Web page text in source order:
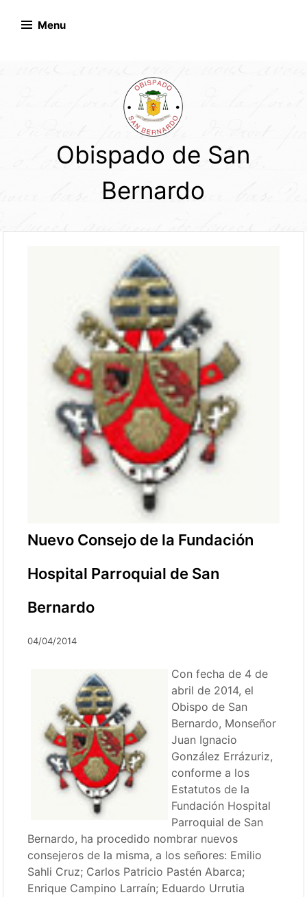
Menu
Obispado de San
Bernardo
Nuevo Consejo de la Fundación
Hospital Parroquial de San
Bernardo
04/04/2014
Con fecha de 4 de
abril de 2014, el
Obispo de San
Bernardo, Monseñor
Juan Ignacio
González Errázuriz,
conforme a los
Estatutos de la
Fundación Hospital
Parroquial de San
Bernardo, ha procedido nombrar nuevos
consejeros de la misma, a los señores: Emilio
Sahli Cruz; Carlos Patricio Pastén Abarca;
Enrique Campino Larraín; Eduardo Urrutia